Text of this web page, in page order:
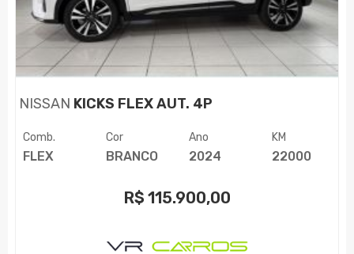
NISSAN KICKS FLEX AUT. 4P
Comb.
FLEX
Cor
BRANCO
Ano
2024
KM
22000
R$ 115.900,00